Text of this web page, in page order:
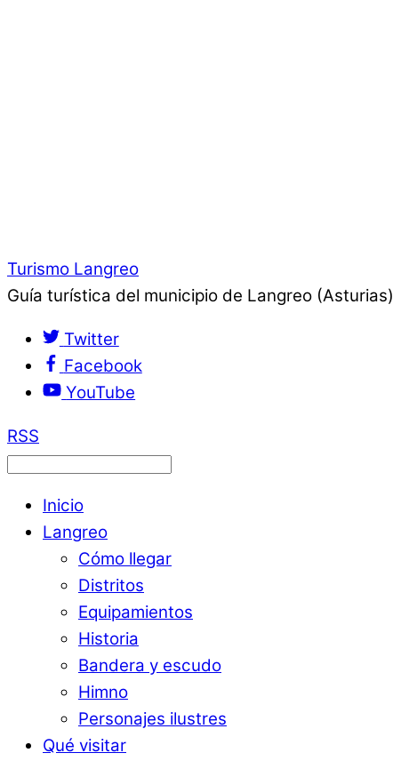
Turismo Langreo
Guía turística del municipio de Langreo (Asturias)
Twitter
Facebook
YouTube
RSS
Inicio
Langreo
Cómo llegar
Distritos
Equipamientos
Historia
Bandera y escudo
Himno
Personajes ilustres
Qué visitar